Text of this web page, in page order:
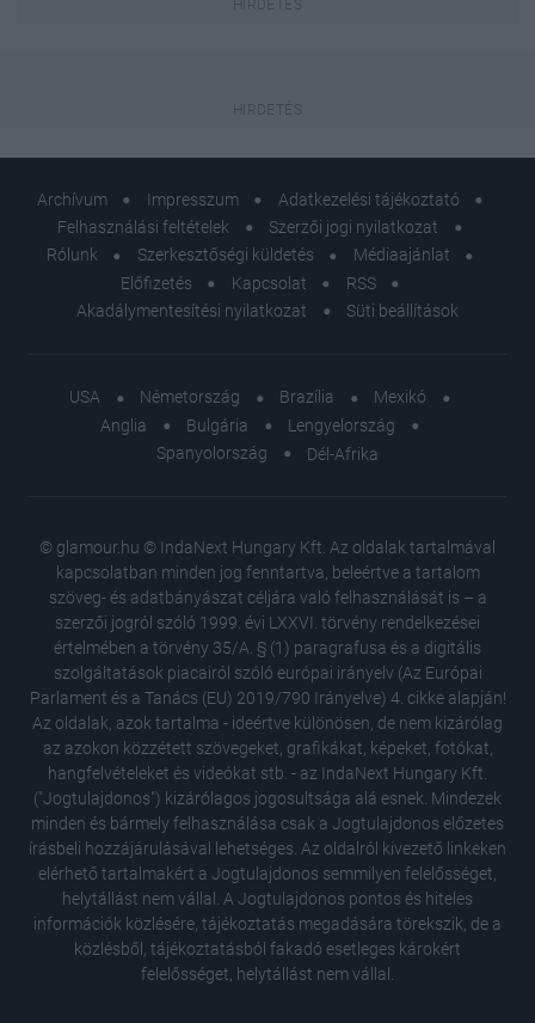
akárhol
Archívum Impresszum
Adatkezelési tájékoztató
Felhasználási feltételek
Szerzői jogi nyilatkozat
Rólunk
Szerkesztőségi küldetés
Médiaajánlat
Előfizetés
Kapcsolat
RSS
Akadálymentesítési nyilatkozat
Süti beállítások
USA Németország Brazília
Mexikó
Anglia
Bulgária
Lengyelország
Spanyolország
Dél-Afrika
© glamour.hu © IndaNext Hungary Kft. Az oldalak tartalmával
kapcsolatban minden jog fenntartva, beleértve a tartalom
szöveg- és adatbányászat céljára való felhasználását is – a
szerzői jogról szóló 1999. évi LXXVI. törvény rendelkezései
értelmében a törvény 35/A. § (1) paragrafusa és a digitális
szolgáltatások piacairól szóló európai irányelv (Az Európai
Parlament és a Tanács (EU) 2019/790 Irányelve) 4. cikke alapján!
Az oldalak, azok tartalma - ideértve különösen, de nem kizárólag
az azokon közzétett szövegeket, grafikákat, képeket, fotókat,
hangfelvételeket és videókat stb. - az IndaNext Hungary Kft.
("Jogtulajdonos") kizárólagos jogosultsága alá esnek. Mindezek
minden és bármely felhasználása csak a Jogtulajdonos előzetes
írásbeli hozzájárulásával lehetséges. Az oldalról kivezető linkeken
elérhető tartalmakért a Jogtulajdonos semmilyen felelősséget,
helytállást nem vállal. A Jogtulajdonos pontos és hiteles
információk közlésére, tájékoztatás megadására törekszik, de a
közlésből, tájékoztatásból fakadó esetleges károkért
felelősséget, helytállást nem vállal.